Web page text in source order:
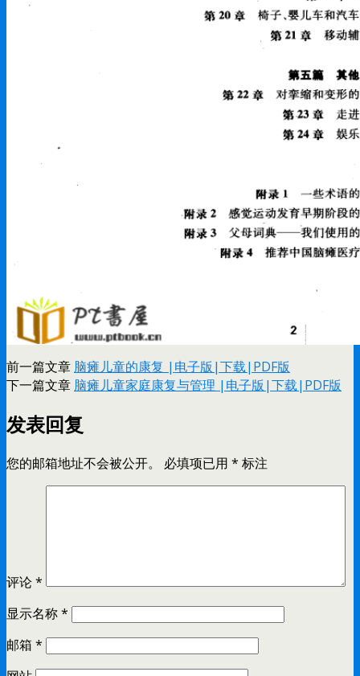
前一篇文章 脑瘫儿童的康复 |电子版|下载|PDF版
下一篇文章 脑瘫儿童家庭康复与管理 |电子版|下载|PDF版
发表回复
您的邮箱地址不会被公开。 必填项已用 * 标注
评论*
显示名称*
邮箱 *